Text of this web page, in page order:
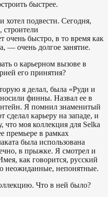
быстрее.
хотел подвести. Сегодня,
строители
очень быстро, в то время как
— очень долгое занятие.
о карьерном вызове в
его принятия?
я делал, была «Руди и
финны. Назвал ее в
Я помнил знаменитый
сделал карьеру на западе, и
что моя коллекция для Selka
премьере в рамках
была использована
в прыжке. Я смотрел и
как говорится, русский
неожиданные, непонятные.
Что в ней было?